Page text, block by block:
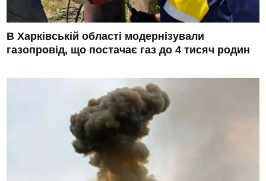
В Харківській області модернізували
газопровід, що постачає газ до 4 тисяч родин